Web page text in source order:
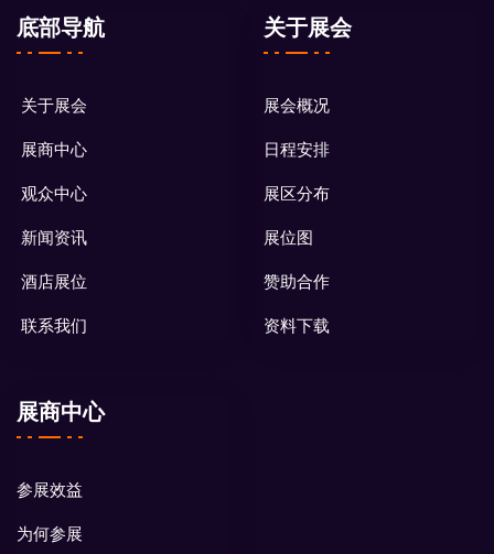
底部导航
关于展会
展商中心
观众中心
新闻资讯
酒店展位
联系我们
关于展会
展会概况
日程安排
展区分布
展位图
赞助合作
资料下载
展商中心
参展效益
为何参展